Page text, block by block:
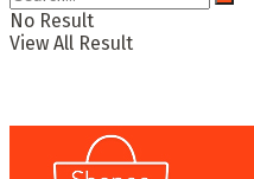
No Result
View All Result